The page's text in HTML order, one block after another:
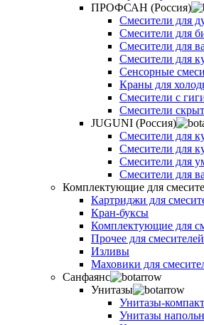
ПРОФСАН (Россия)
Смесители для
Смесители для
Смесители для
Смесители для
Сенсорные
Краны для
Смесители с
Смесители
JUGUNI (Россия)
Смесители для
Смесители для
Смесители для
Смесители для
Комплектующие для
Картриджи для
Кран-буксы
Комплектующие для
Прочее для смесителей
Изливы
Маховики для
Санфаянс
Унитазы
Унитазы-компакт
Унитазы